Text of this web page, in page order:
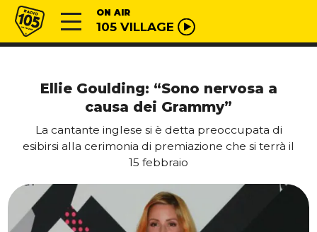
Vai al contenuto
Radio 105 ON AIR
105 VILLAGE
Ellie Goulding: “Sono nervosa a
causa dei Grammy”
La cantante inglese si è detta preoccupata di
esibirsi alla cerimonia di premiazione che si terrà il
15 febbraio